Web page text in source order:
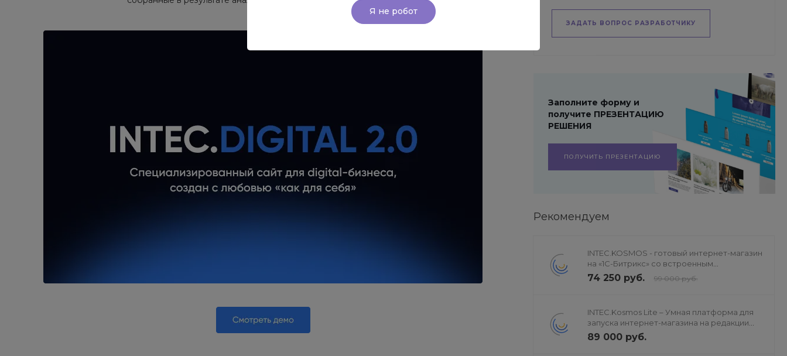
Я не робот
ЗАДАТЬ ВОПРОС РАЗРАБОТЧИКУ
Заполните форму и
получите ПРЕЗЕНТАЦИЮ
РЕШЕНИЯ
ПОЛУЧИТЬ ПРЕЗЕНТАЦИЮ
Рекомендуем
INTEC.KOSMOS - готовый интернет-магазин
на «1С-Битрикс» со встроенным
искусственным интеллектом
74 250 руб. 99 000 руб.
INTEC.Kosmos Lite – Умная платформа для
запуска интернет-магазина на редакции
«Старт»
89 000 руб.